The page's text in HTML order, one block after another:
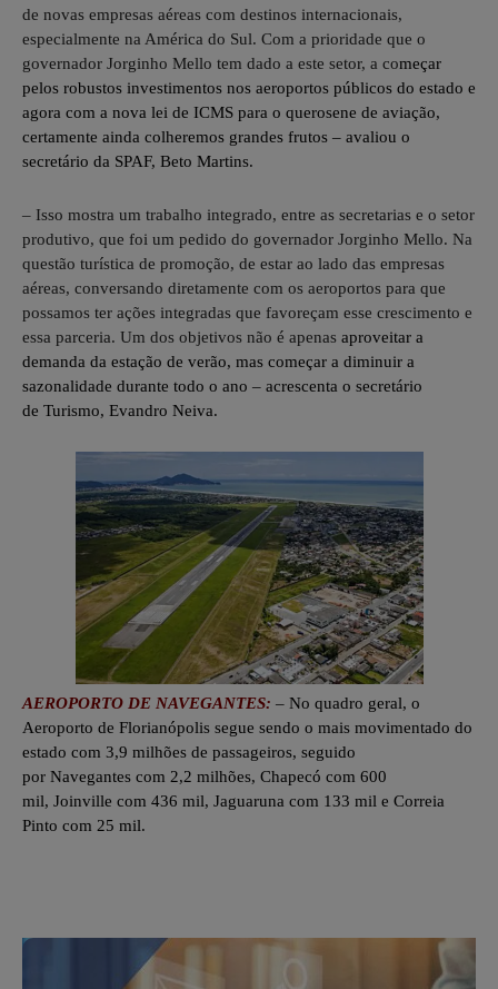
de novas empresas aéreas com destinos internacionais,
especialmente na América do Sul. Com a prioridade que o
governador Jorginho Mello tem dado a este setor, a começar
pelos robustos investimentos nos aeroportos públicos do estado e
agora com a nova lei de ICMS para o querosene de aviação,
certamente ainda colheremos grandes frutos – avaliou o
secretário da SPAF, Beto Martins.
– Isso mostra um trabalho integrado, entre as secretarias e o setor
produtivo, que foi um pedido do governador Jorginho Mello. Na
questão turística de promoção, de estar ao lado das empresas
aéreas, conversando diretamente com os aeroportos para que
possamos ter ações integradas que favoreçam esse crescimento e
essa parceria. Um dos objetivos não é apenas aproveitar a
demanda da estação de verão, mas começar a diminuir a
sazonalidade durante todo o ano – acrescenta o secretário
de Turismo, Evandro Neiva.
AEROPORTO DE NAVEGANTES: – No quadro geral, o
Aeroporto de Florianópolis segue sendo o mais movimentado do
estado com 3,9 milhões de passageiros, seguido
por Navegantes com 2,2 milhões, Chapecó com 600
mil, Joinville com 436 mil, Jaguaruna com 133 mil e Correia
Pinto com 25 mil.